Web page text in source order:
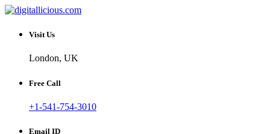
Skip
content
digitallicious.com
Sharing Digital Information
Visit Us
London, UK
Free Call
+1-541-754-3010
Email ID